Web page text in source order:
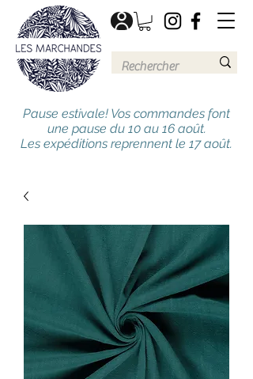
Pause estivale! Vos commandes font
une pause du 10 au 16 août.
Les expéditions reprennent le 17 août.